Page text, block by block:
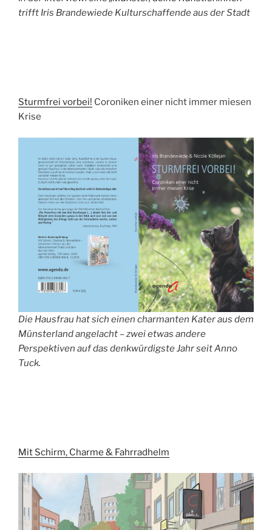
trifft Iris Brandewiede Kulturschaffende aus der Stadt
Sturmfrei vorbei! Coroniken einer nicht immer miesen
Krise
Die Hausfrau hat sich einen charmanten Kater aus dem
Münsterland angelacht – zwei etwas andere
Perspektiven auf das denkwürdigste Jahr seit Anno
Tuck.
Mit Schirm, Charme & Fahrradhelm